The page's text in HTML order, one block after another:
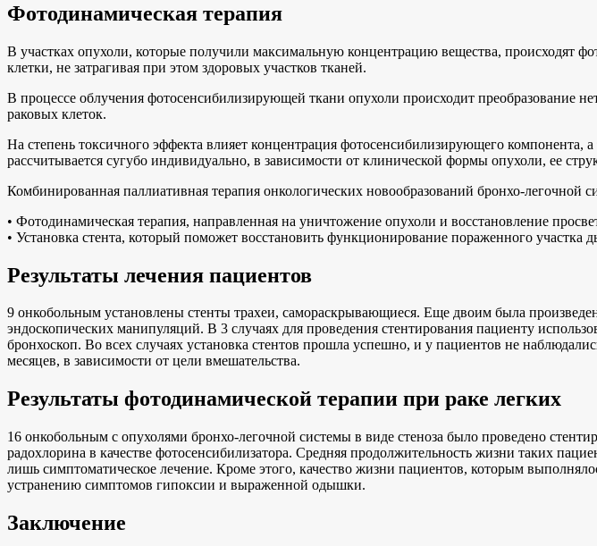
Фотодинамическая терапия
В участках опухоли, которые получили максимальную концентрацию вещества,
клетки, не затрагивая при этом здоровых участков тканей.
В процессе облучения фотосенсибилизирующей ткани опухоли происходит преобразование
раковых клеток.
На степень токсичного эффекта влияет концентрация фотосенсибилизирующего компонента,
рассчитывается сугубо индивидуально, в зависимости от клинической формы опухоли, ее
Комбинированная паллиативная терапия онкологических новообразований бронхо-легочной
• Фотодинамическая терапия, направленная на уничтожение опухоли и восстановление
• Установка стента, который поможет восстановить функционирование пораженного участка
Результаты лечения пациентов
9 онкобольным установлены стенты трахеи, самораскрывающиеся. Еще двоим была
эндоскопических манипуляций. В 3 случаях для проведения стентирования пациенту
бронхоскоп. Во всех случаях установка стентов прошла успешно, и у пациентов не
месяцев, в зависимости от цели вмешательства.
Результаты фотодинамической терапии при раке легких
16 онкобольным с опухолями бронхо-легочной системы в виде стеноза было проведено
радохлорина в качестве фотосенсибилизатора. Средняя продолжительность жизни таких
лишь симптоматическое лечение. Кроме этого, качество жизни пациентов, которым
устранению симптомов гипоксии и выраженной одышки.
Заключение